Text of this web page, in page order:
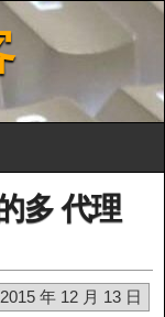
多 代理
2015 年 12 月 13 日